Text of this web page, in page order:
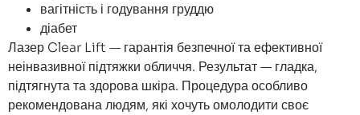
вагітність і годування груддю
діабет
Лазер Clear Lift — гарантія безпечної та ефективної
неінвазивної підтяжки обличчя. Результат — гладка,
підтягнута та здорова шкіра. Процедура особливо
рекомендована людям, які хочуть омолодити своє